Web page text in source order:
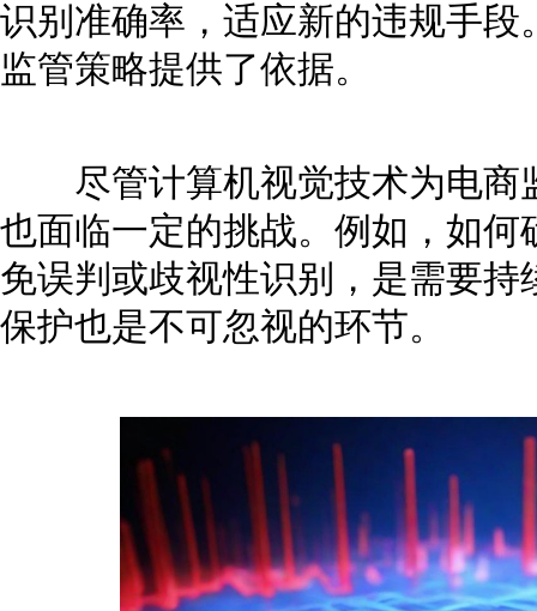
识别准确率，适应新的违规手
监管策略提供了依据。
尽管计算机视觉技术为电商
也面临一定的挑战。例如，如
免误判或歧视性识别，是需要
保护也是不可忽视的环节。